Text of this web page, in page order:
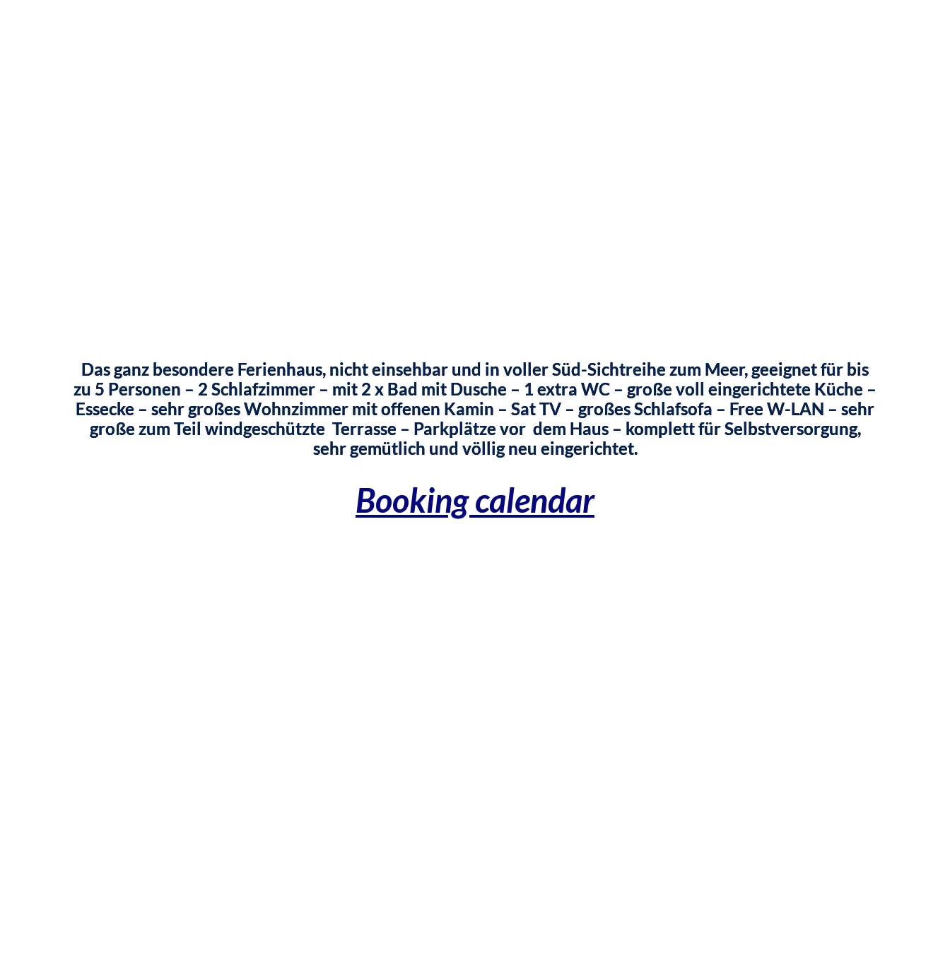
Das ganz besondere Ferienhaus, nicht einsehbar und in voller Süd-Sichtreihe zum Meer, geeignet für bis
zu 5 Personen – 2 Schlafzimmer – mit 2 x Bad mit Dusche – 1 extra WC – große voll eingerichtete Küche –
Essecke – sehr großes Wohnzimmer mit offenen Kamin – Sat TV – großes Schlafsofa – Free W-LAN – sehr
große zum Teil windgeschützte Terrasse – Parkplätze vor dem Haus – komplett für Selbstversorgung,
sehr gemütlich und völlig neu eingerichtet.
Booking calendar